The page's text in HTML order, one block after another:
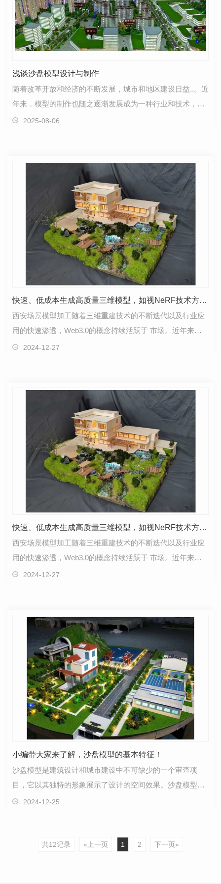
浅谈沙盘模型设计与制作
随着改革开放和经济的不断发展，城市和地区建设日益..。近
年来，模型的制作也随之逐渐发展成为一种行业和技术，在
作战指挥、演习、城市规划、资源开发，以及各种项…
2025-08-06
快速、低成本生成高质量三维模型，如视NeRF技术方案获突破性进展
西安场景模型加工随着三维重建技术的不断迭代以及行业应
用的快速渗透，Web3.0的概念持续活跃于 市场。近年来，
NeRF（神经网络辐射场）成为了三维重建领域备受追捧…
2024-12-27
快速、低成本生成高质量三维模型，如视NeRF技术方案获突破性进展
西安场景模型加工随着三维重建技术的不断迭代以及行业应
用的快速渗透，Web3.0的概念持续活跃于 市场。近年来，
NeRF（神经网络辐射场）成为了三维重建领域备受追捧…
2024-12-27
小编带大家来了解，沙盘模型的基本特征！
沙盘模型是建筑设计和城市建设中不可缺少的一个审查项
目，它以其独特的形象展示了设计的空间效果。沙盘模型广
泛应用于国内外建筑、城市规划、展览等多个部门。沙盘…
2024-12-25
共12记录 «上一页 1 2 下一页»